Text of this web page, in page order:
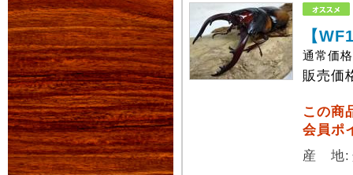
【
通常価
販売価
この商
会員ポ
産 地: